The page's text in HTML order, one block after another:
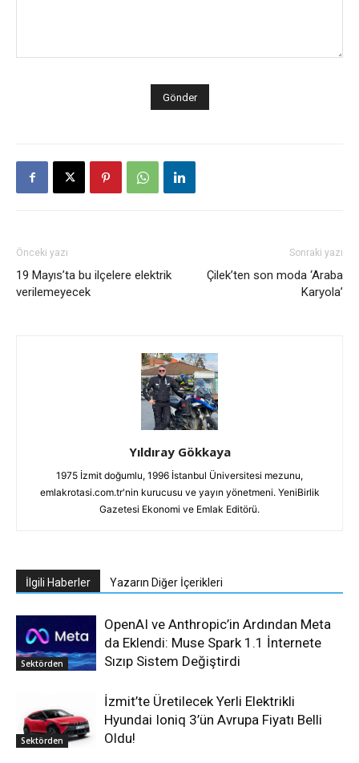
Önceki yazı
19 Mayıs’ta bu ilçelere elektrik
verilemeyecek
Sonraki yazı
Çilek’ten son moda ‘Araba
Karyola’
Yıldıray Gökkaya
1975 İzmit doğumlu, 1996 İstanbul Üniversitesi mezunu,
emlakrotasi.com.tr'nin kurucusu ve yayın yönetmeni. YeniBirlik
Gazetesi Ekonomi ve Emlak Editörü.
İlgili Haberler Yazarın Diğer İçerikleri
Sektörden
OpenAI ve Anthropic’in Ardından Meta
da Eklendi: Muse Spark 1.1 İnternete
Sızıp Sistem Değiştirdi
Sektörden
İzmit’te Üretilecek Yerli Elektrikli
Hyundai Ioniq 3’ün Avrupa Fiyatı Belli
Oldu!